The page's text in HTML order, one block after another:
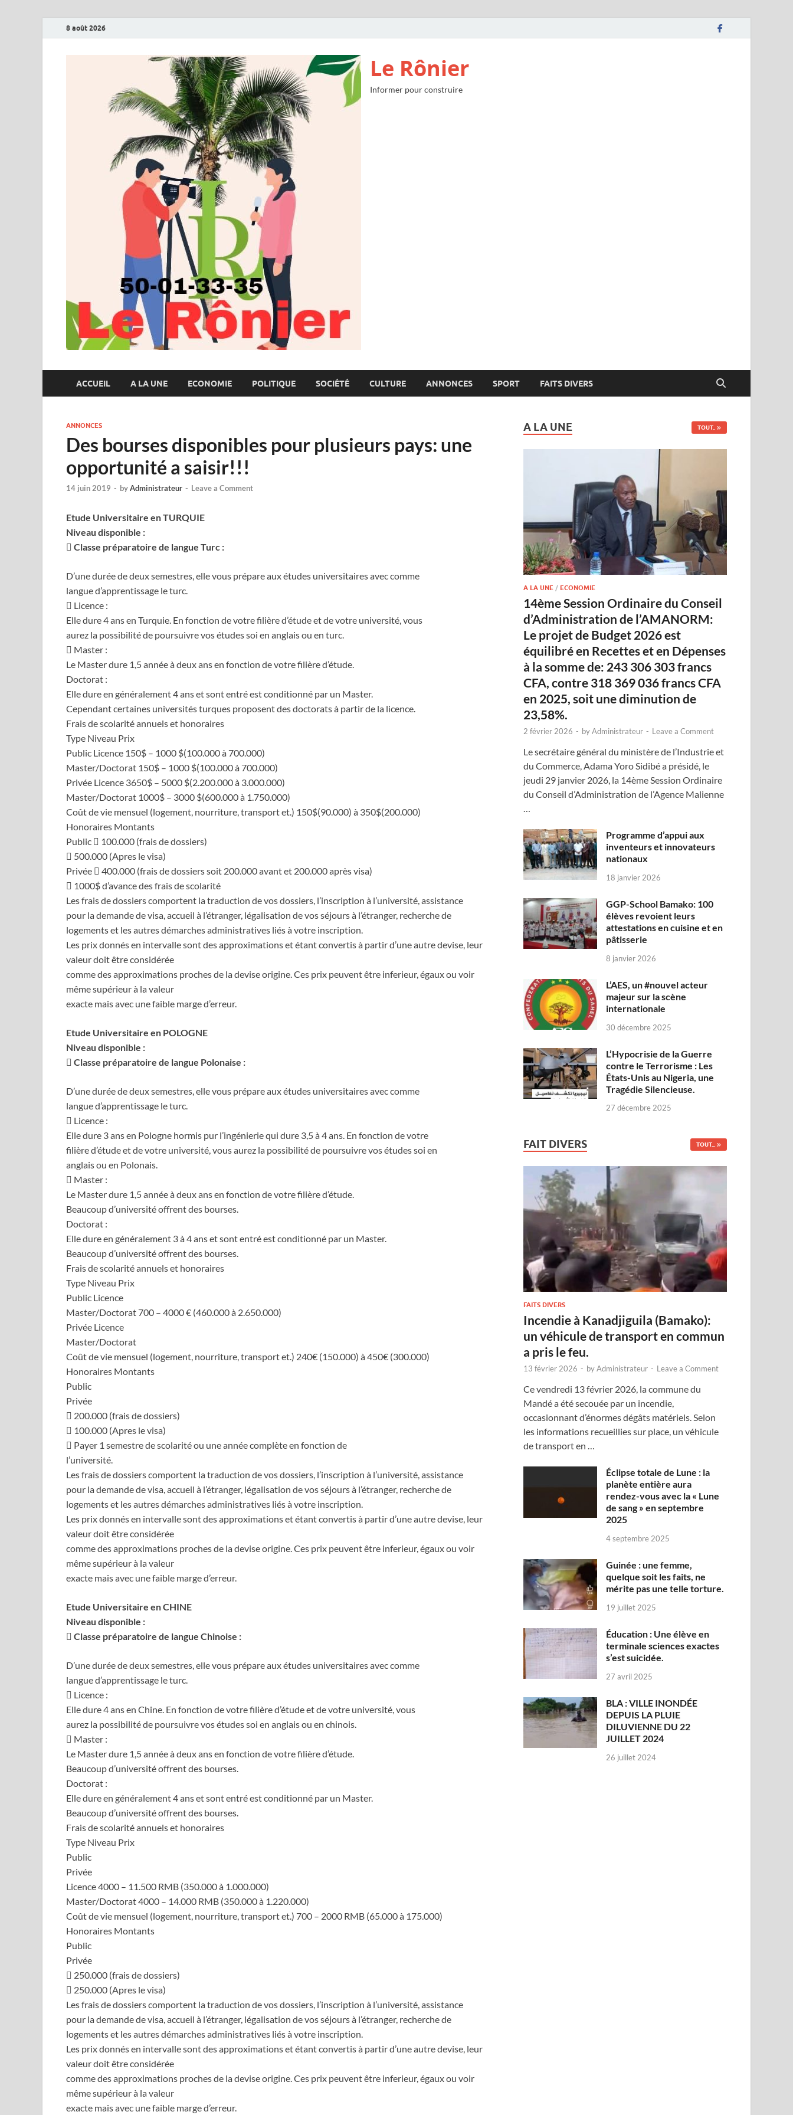
8 août 2026
Le Rônier
Informer pour construire
ACCUEIL A LA UNE ECONOMIE POLITIQUE SOCIÉTÉ CULTURE ANNONCES SPORT FAITS DIVERS
ANNONCES
Des bourses disponibles pour plusieurs pays: une
opportunité a saisir!!!
14 juin 2019 - byAdministrateur - Leave a Comment
Etude Universitaire en TURQUIE
Niveau disponible :
 Classe préparatoire de langue Turc :
D’une durée de deux semestres, elle vous prépare aux études universitaires avec comme
langue d’apprentissage le turc.
 Licence :
Elle dure 4 ans en Turquie. En fonction de votre filière d’étude et de votre université, vous
aurez la possibilité de poursuivre vos études soi en anglais ou en turc.
 Master :
Le Master dure 1,5 année à deux ans en fonction de votre filière d’étude.
Doctorat :
Elle dure en généralement 4 ans et sont entré est conditionné par un Master.
Cependant certaines universités turques proposent des doctorats à partir de la licence.
Frais de scolarité annuels et honoraires
Type Niveau Prix
Public Licence 150$ – 1000 $(100.000 à 700.000)
Master/Doctorat 150$ – 1000 $(100.000 à 700.000)
Privée Licence 3650$ – 5000 $(2.200.000 à 3.000.000)
Master/Doctorat 1000$ – 3000 $(600.000 à 1.750.000)
Coût de vie mensuel (logement, nourriture, transport et.) 150$(90.000) à 350$(200.000)
Honoraires Montants
Public  100.000 (frais de dossiers)
 500.000 (Apres le visa)
Privée  400.000 (frais de dossiers soit 200.000 avant et 200.000 après visa)
 1000$ d’avance des frais de scolarité
Les frais de dossiers comportent la traduction de vos dossiers, l’inscription à l’université, assistance
pour la demande de visa, accueil à l’étranger, légalisation de vos séjours à l’étranger, recherche de
logements et les autres démarches administratives liés à votre inscription.
Les prix donnés en intervalle sont des approximations et étant convertis à partir d’une autre devise, leur
valeur doit être considérée
comme des approximations proches de la devise origine. Ces prix peuvent être inferieur, égaux ou voir
même supérieur à la valeur
exacte mais avec une faible marge d’erreur.
Etude Universitaire en POLOGNE
Niveau disponible :
 Classe préparatoire de langue Polonaise :
D’une durée de deux semestres, elle vous prépare aux études universitaires avec comme
langue d’apprentissage le turc.
 Licence :
Elle dure 3 ans en Pologne hormis pur l’ingénierie qui dure 3,5 à 4 ans. En fonction de votre
filière d’étude et de votre université, vous aurez la possibilité de poursuivre vos études soi en
anglais ou en Polonais.
 Master :
Le Master dure 1,5 année à deux ans en fonction de votre filière d’étude.
Beaucoup d’université offrent des bourses.
Doctorat :
Elle dure en généralement 3 à 4 ans et sont entré est conditionné par un Master.
Beaucoup d’université offrent des bourses.
Frais de scolarité annuels et honoraires
Type Niveau Prix
Public Licence
Master/Doctorat 700 – 4000 € (460.000 à 2.650.000)
Privée Licence
Master/Doctorat
Coût de vie mensuel (logement, nourriture, transport et.) 240€ (150.000) à 450€ (300.000)
Honoraires Montants
Public
Privée
 200.000 (frais de dossiers)
 100.000 (Apres le visa)
 Payer 1 semestre de scolarité ou une année complète en fonction de
l’université.
Les frais de dossiers comportent la traduction de vos dossiers, l’inscription à l’université, assistance
pour la demande de visa, accueil à l’étranger, légalisation de vos séjours à l’étranger, recherche de
logements et les autres démarches administratives liés à votre inscription.
Les prix donnés en intervalle sont des approximations et étant convertis à partir d’une autre devise, leur
valeur doit être considérée
comme des approximations proches de la devise origine. Ces prix peuvent être inferieur, égaux ou voir
même supérieur à la valeur
exacte mais avec une faible marge d’erreur.
Etude Universitaire en CHINE
Niveau disponible :
 Classe préparatoire de langue Chinoise :
D’une durée de deux semestres, elle vous prépare aux études universitaires avec comme
langue d’apprentissage le turc.
 Licence :
Elle dure 4 ans en Chine. En fonction de votre filière d’étude et de votre université, vous
aurez la possibilité de poursuivre vos études soi en anglais ou en chinois.
 Master :
Le Master dure 1,5 année à deux ans en fonction de votre filière d’étude.
Beaucoup d’université offrent des bourses.
Doctorat :
Elle dure en généralement 4 ans et sont entré est conditionné par un Master.
Beaucoup d’université offrent des bourses.
Frais de scolarité annuels et honoraires
Type Niveau Prix
Public
Privée
Licence 4000 – 11.500 RMB (350.000 à 1.000.000)
Master/Doctorat 4000 – 14.000 RMB (350.000 à 1.220.000)
Coût de vie mensuel (logement, nourriture, transport et.) 700 – 2000 RMB (65.000 à 175.000)
Honoraires Montants
Public
Privée
 250.000 (frais de dossiers)
 250.000 (Apres le visa)
Les frais de dossiers comportent la traduction de vos dossiers, l’inscription à l’université, assistance
pour la demande de visa, accueil à l’étranger, légalisation de vos séjours à l’étranger, recherche de
logements et les autres démarches administratives liés à votre inscription.
Les prix donnés en intervalle sont des approximations et étant convertis à partir d’une autre devise, leur
valeur doit être considérée
comme des approximations proches de la devise origine. Ces prix peuvent être inferieur, égaux ou voir
même supérieur à la valeur
exacte mais avec une faible marge d’erreur.
A LA UNE TOUT..
A LA UNE /ECONOMIE
14ème Session Ordinaire du Conseil
d’Administration de l’AMANORM:
Le projet de Budget 2026 est
équilibré en Recettes et en Dépenses
à la somme de: 243 306 303 francs
CFA, contre 318 369 036 francs CFA
en 2025, soit une diminution de
23,58%.
2 février 2026 - byAdministrateur - Leave a Comment
Le secrétaire général du ministère de l’Industrie et
du Commerce, Adama Yoro Sidibé a présidé, le
jeudi 29 janvier 2026, la 14ème Session Ordinaire
du Conseil d’Administration de l’Agence Malienne
…
Programme d’appui aux
inventeurs et innovateurs
nationaux
18 janvier 2026
GGP-School Bamako: 100
élèves revoient leurs
attestations en cuisine et en
pâtisserie
8 janvier 2026
L’AES, un #nouvel acteur
majeur sur la scène
internationale
30 décembre 2025
L’Hypocrisie de la Guerre
contre le Terrorisme : Les
États-Unis au Nigeria, une
Tragédie Silencieuse.
27 décembre 2025
FAIT DIVERS TOUT...
FAITS DIVERS
Incendie à Kanadjiguila (Bamako):
un véhicule de transport en commun
a pris le feu.
13 février 2026 - byAdministrateur - Leave a Comment
Ce vendredi 13 février 2026, la commune du
Mandé a été secouée par un incendie,
occasionnant d’énormes dégâts matériels. Selon
les informations recueillies sur place, un véhicule
de transport en …
Éclipse totale de Lune : la
planète entière aura
rendez-vous avec la « Lune
de sang » en septembre
2025
4 septembre 2025
Guinée : une femme,
quelque soit les faits, ne
mérite pas une telle torture.
19 juillet 2025
Éducation : Une élève en
terminale sciences exactes
s’est suicidée.
27 avril 2025
BLA : VILLE INONDÉE
DEPUIS LA PLUIE
DILUVIENNE DU 22
JUILLET 2024
26 juillet 2024